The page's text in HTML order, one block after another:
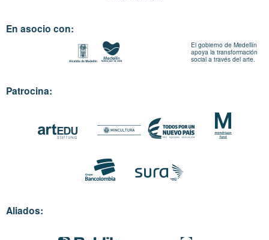
En asocio con:
El gobierno de Medellín
apoya la transformación
social a través del arte.
Patrocina:
Aliados: